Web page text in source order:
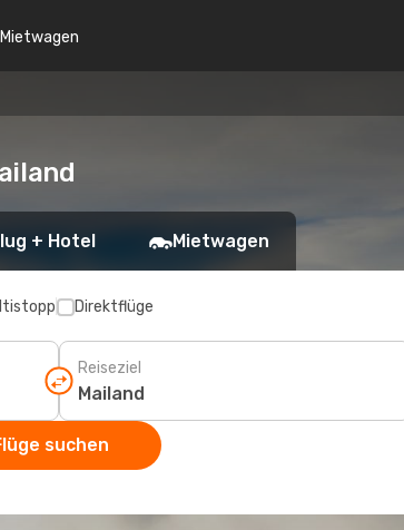
Mietwagen
+ Hotel Mietwagen
Direktflüge
Reiseziel
suchen